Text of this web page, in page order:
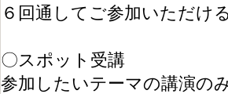
６回通してご参加いただけ
〇スポット受講
参加したいテーマの講演の